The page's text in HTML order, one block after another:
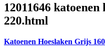
12011646
220.html
Katoenen Hoeslaken Grijs